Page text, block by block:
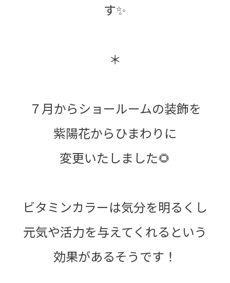
す✨
＊
７月からショールームの装飾を
紫陽花からひまわりに
変更いたしました🌻
ビタミンカラーは気分を明るくし
元気や活力を与えてくれるという
効果があるそうです！